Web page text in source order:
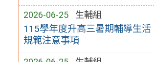
2026-06-25 生輔組
115學年度升高三暑期輔導生活
規範注意事項